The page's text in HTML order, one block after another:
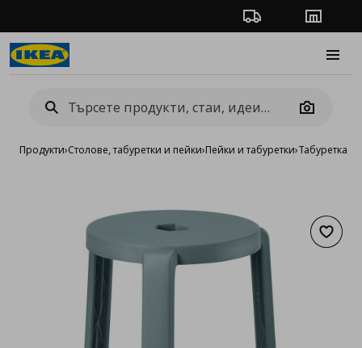
Проследяване на
Camera
Продукти›Столове, табуретки и пейки›Пейки и табуретки›Табуретка